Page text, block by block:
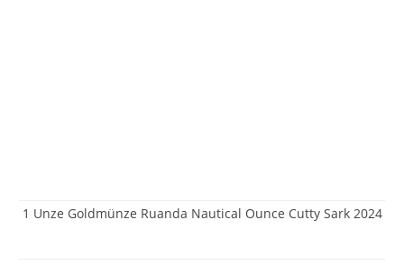
1 Unze Goldmünze Ruanda Nautical Ounce Cutty Sark 2024